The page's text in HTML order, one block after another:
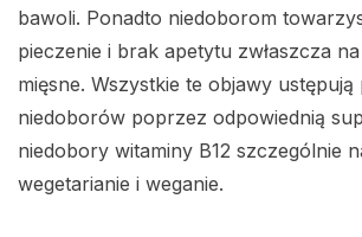
bawoli. Ponadto niedoborom
pieczenie i brak apetytu zwłaszcza
mięsne. Wszystkie te objawy ustępują
niedoborów poprzez odpowiednią
niedobory witaminy B12 szczególnie
wegetarianie i weganie.